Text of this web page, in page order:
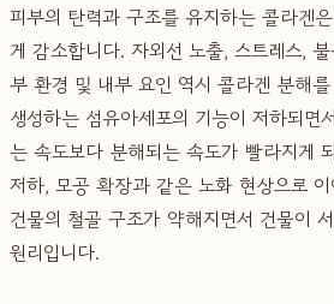
피부의 탄력과 구조를 유지하는 콜라겐
게 감소합니다. 자외선 노출, 스트레스,
부 환경 및 내부 요인 역시 콜라겐 분해
생성하는 섬유아세포의 기능이 저하되면
는 속도보다 분해되는 속도가 빨라지게
저하, 모공 확장과 같은 노화 현상으로
건물의 철골 구조가 약해지면서 건물이
원리입니다.